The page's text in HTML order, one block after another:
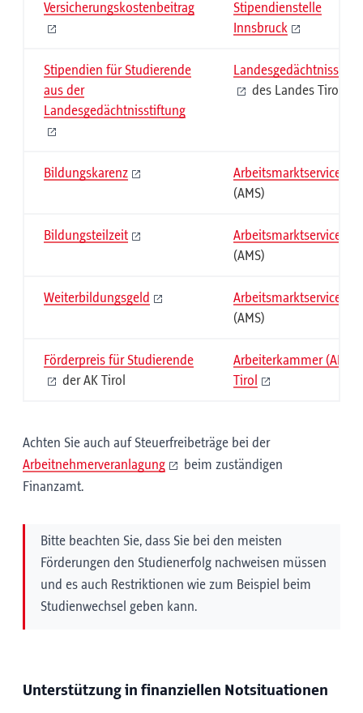
Versicherungskostenbeitrag
Stipendienstelle
Innsbruck
Stipendien für Studierende
aus der
Landesgedächtnisstiftung
des Landes Tirol
Bildungskarenz
Arbeitsmarktservice
(AMS)
Bildungsteilzeit
Arbeitsmarktservice
(AMS)
Weiterbildungsgeld
Arbeitsmarktservice
(AMS)
Förderpreis für Studierende
der AK Tirol
Arbeiterkammer (AK)
Tirol
Achten Sie auch auf Steuerfreibeträge bei der
Arbeitnehmerveranlagung
beim zuständigen
Finanzamt.
Bitte beachten Sie, dass Sie bei den meisten
Förderungen den Studienerfolg nachweisen müssen
und es auch Restriktionen wie zum Beispiel beim
Studienwechsel geben kann.
Unterstützung in finanziellen Notsituationen